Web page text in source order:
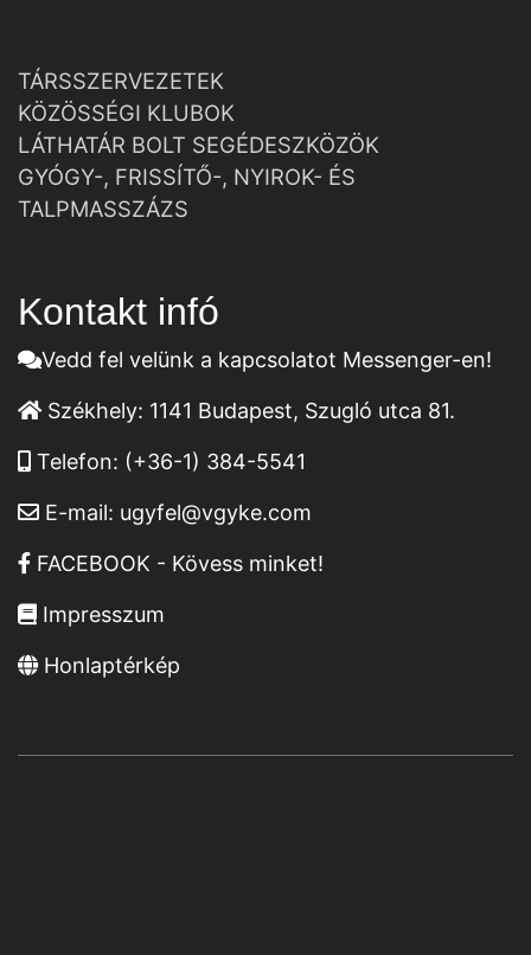
TÁRSSZERVEZETEK
KÖZÖSSÉGI KLUBOK
LÁTHATÁR BOLT SEGÉDESZKÖZÖK
GYÓGY-, FRISSÍTŐ-, NYIROK- ÉS
TALPMASSZÁZS
Kontakt infó
Vedd fel velünk a kapcsolatot Messenger-en!
Székhely: 1141 Budapest, Szugló utca 81.
Telefon: (+36-1) 384-5541
E-mail: ugyfel@vgyke.com
FACEBOOK - Kövess minket!
Impresszum
Honlaptérkép